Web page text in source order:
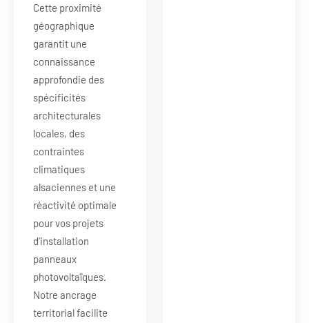
Cette proximité
géographique
garantit une
connaissance
approfondie des
spécificités
architecturales
locales, des
contraintes
climatiques
alsaciennes et une
réactivité optimale
pour vos projets
d’installation
panneaux
photovoltaïques.
Notre ancrage
territorial facilite